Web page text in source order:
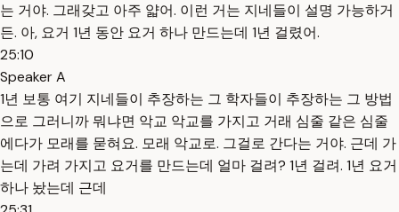
는 거야. 그래갖고 아주 얇어. 이런 거는 지네들이 설명 가능하거
든. 아, 요거 1년 동안 요거 하나 만드는데 1년 걸렸어.
25:10
Speaker A
1년 보통 여기 지네들이 추장하는 그 학자들이 추장하는 그 방법
으로 그러니까 뭐냐면 악교 악교를 가지고 거래 심줄 같은 심줄
에다가 모래를 묻혀요. 모래 악교로. 그걸로 간다는 거야. 근데 가
는데 가려 가지고 요거를 만드는데 얼마 걸려? 1년 걸려. 1년 요거
하나 놨는데 근데